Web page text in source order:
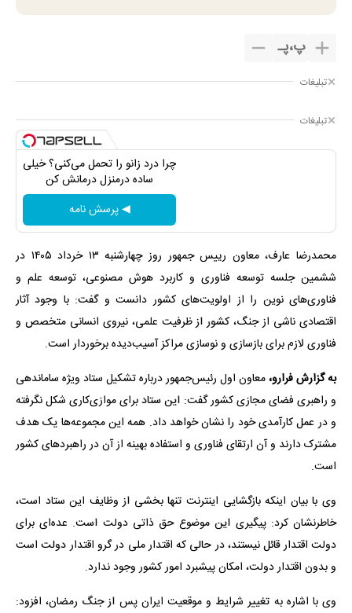
پ،پـ
تبلیغات
تبلیغات
چرا درد زانو را تحمل می‌کنی؟ خیلی
ساده درمنزل درمانش کن
◀ پرسش نامه
محمدرضا عارف، معاون رییس جمهور روز چهارشنبه ۱۳ خرداد ۱۴۰۵ در
ششمین جلسه توسعه فناوری و کاربرد هوش مصنوعی، توسعه علم و
فناوری‌های نوین را از اولویت‌های کشور دانست و گفت: با وجود آثار
اقتصادی ناشی از جنگ، کشور از ظرفیت علمی، نیروی انسانی متخصص و
فناوری لازم برای بازسازی و نوسازی مراکز آسیب‌دیده برخوردار است.
به گزارش فرارو،معاون اول رئیس‌جمهور درباره تشکیل ستاد ویژه ساماندهی
و راهبری فضای مجازی کشور گفت: این ستاد برای موازی‌کاری شکل نگرفته
و در عمل کارآمدی خود را نشان خواهد داد. همه این مجموعه‌ها یک هدف
مشترک دارند و آن ارتقای فناوری و استفاده بهینه از آن در راهبردهای کشور
است.
وی با بیان اینکه بازگشایی اینترنت تنها بخشی از وظایف این ستاد است،
خاطرنشان کرد: پیگیری این موضوع حق ذاتی دولت است. عده‌ای برای
دولت اقتدار قائل نیستند، در حالی که اقتدار ملی در گرو اقتدار دولت است
و بدون اقتدار دولت، امکان پیشبرد امور کشور وجود ندارد.
وی با اشاره به تغییر شرایط و موقعیت ایران پس از جنگ رمضان، افزود: